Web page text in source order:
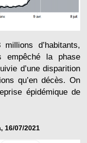
d’habitants,
empêché la phase
d’une disparition
qu’en décès. On
épidémique de
16/07/2021